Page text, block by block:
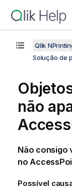
Qlik
Solução de
não
Não consigo
no
Possível